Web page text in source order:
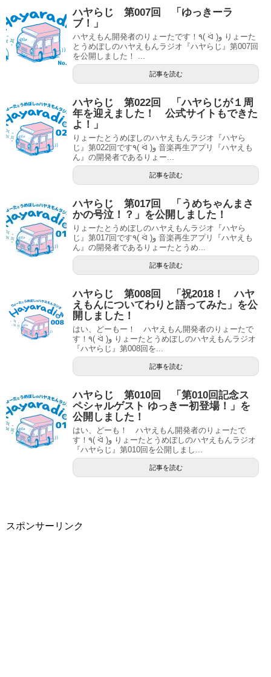
ハヤらじ 第007回 「ゆっきーラ
ブ！」
ハヤえもん開発者のりょーたです！٩( ᐛ )و りょーた
とうめぼしのハヤえもんラジオ『ハヤらじ』第007回
を公開しました！ ...
記事を読む
ハヤらじ 第022回 「ハヤらじが１周
年を迎えました！ 公式サイトもできた
よ！」
りょーたとうめぼしのハヤえもんラジオ『ハヤら
じ』第022回です٩( ᐛ )و 音楽再生アプリ『ハヤえも
ん』の開発者であるりょー...
記事を読む
ハヤらじ 第017回 「うめちゃんまさ
かの号泣！？」を公開しました！
りょーたとうめぼしのハヤえもんラジオ『ハヤら
じ』第017回です٩( ᐛ )و 音楽再生アプリ『ハヤえも
ん』の開発者であるりょーたとうめ...
記事を読む
ハヤらじ 第008回 「祝2018！ ハヤ
えもんについてわりと語ってみた」を公
開しました！
はい、どーもー！ ハヤえもん開発者のりょーたで
す！٩( ᐛ )و りょーたとうめぼしのハヤえもんラジオ
『ハヤらじ』第008回を...
記事を読む
ハヤらじ 第010回 「第010回記念ス
ペシャルゲスト ゆっきー初登場！」を
公開しました！
はい、どーも！ ハヤえもん開発者のりょーたで
す！٩( ᐛ )و りょーたとうめぼしのハヤえもんラジオ
『ハヤらじ』第010回を公開しまし...
記事を読む
スポンサーリンク